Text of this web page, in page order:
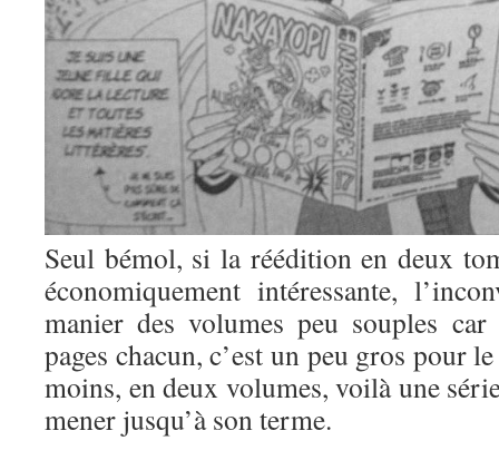
Seul bémol, si la réédition en deux
économiquement intéressante,
manier des volumes peu souples
pages chacun, c’est un peu gros pour
moins, en deux volumes, voilà une
mener jusqu’à son terme.